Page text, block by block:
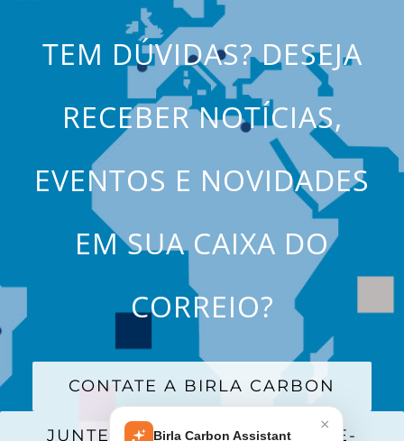
TEM DÚVIDAS? DESEJA
RECEBER NOTÍCIAS,
EVENTOS E NOVIDADES
EM SUA CAIXA DO
CORREIO?
CONTATE A BIRLA CARBON
JUNTE-SE A NOSSA LISTA DE E-
×
Birla Carbon Assistant